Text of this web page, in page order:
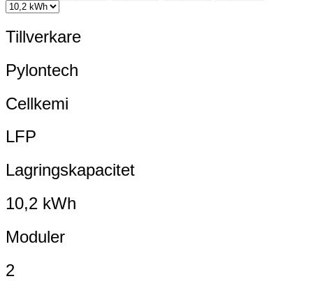
Tillverkare
Pylontech
Cellkemi
LFP
Lagringskapacitet
10,2 kWh
Moduler
2